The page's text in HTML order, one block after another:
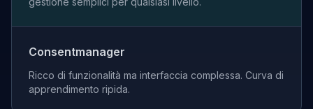
Consentmanager
Ricco di funzionalità ma interfaccia complessa. Curva di
apprendimento ripida.